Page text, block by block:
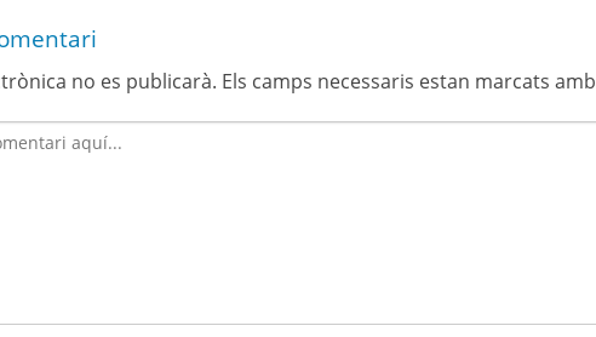
no es publicarà. Els camps necessaris estan marcats amb